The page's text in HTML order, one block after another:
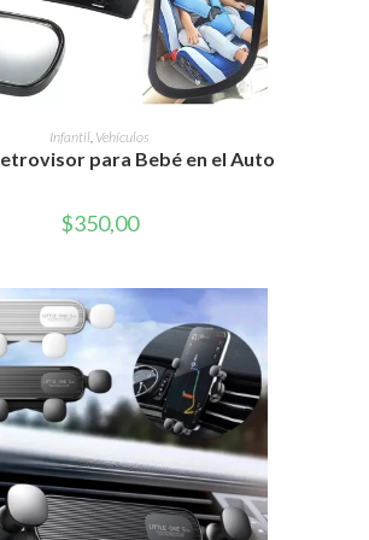
AÑADIR AL CARRITO
Infantil, Vehículos
para Bebé en el Auto
$350,00